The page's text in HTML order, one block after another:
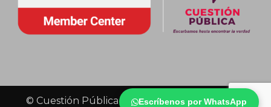
Escríbenos por WhatsApp
© Cuestión Pública 2018 - Todos los derechos